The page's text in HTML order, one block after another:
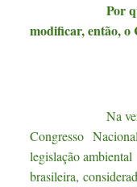
Por
modificar, então, o
Na
Congresso
legislação ambiental
brasileira,